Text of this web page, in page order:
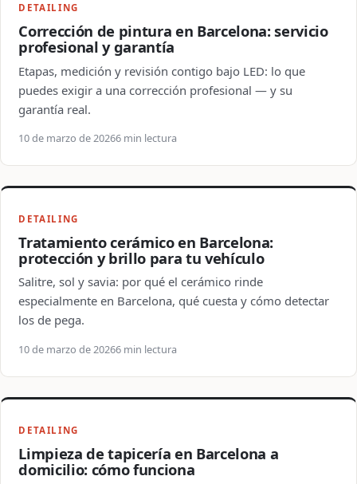
DETAILING
Corrección de pintura en Barcelona: servicio
profesional y garantía
Etapas, medición y revisión contigo bajo LED: lo que
puedes exigir a una corrección profesional — y su
garantía real.
10 de marzo de 20266 min lectura
DETAILING
Tratamiento cerámico en Barcelona:
protección y brillo para tu vehículo
Salitre, sol y savia: por qué el cerámico rinde
especialmente en Barcelona, qué cuesta y cómo detectar
los de pega.
10 de marzo de 20266 min lectura
DETAILING
Limpieza de tapicería en Barcelona a
domicilio: cómo funciona